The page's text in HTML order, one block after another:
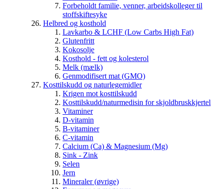
Forbeholdt familie, venner, arbeidskolleger til
stoffskiftesyke
Helbred og kosthold
Lavkarbo & LCHF (Low Carbs High Fat)
Glutenfritt
Kokosolje
Kosthold - fett og kolesterol
Melk (mælk)
Genmodifisert mat (GMO)
Kosttilskudd og naturlegemidler
Krigen mot kosttilskudd
Kosttilskudd/naturmedisin for skjoldbruskkjertel
Vitaminer
D-vitamin
B-vitaminer
C-vitamin
Calcium (Ca) & Magnesium (Mg)
Sink - Zink
Selen
Jern
Mineraler (øvrige)